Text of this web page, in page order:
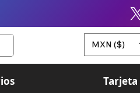
MXN ($)